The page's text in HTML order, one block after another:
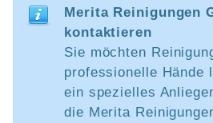
Merita Reinigungen
kontaktieren
Sie möchten
professionelle Hände
ein spezielles
die Merita